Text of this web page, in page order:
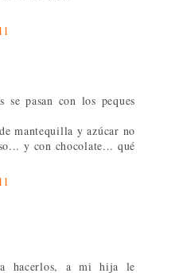
se pasan con los peques
mantequilla y azúcar no
y con chocolate... qué
hacerlos, a mi hija le